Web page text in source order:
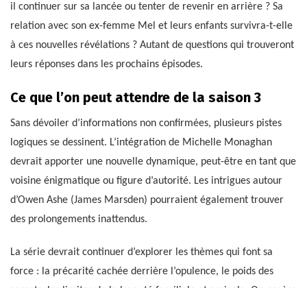
il continuer sur sa lancée ou tenter de revenir en arrière ? Sa
relation avec son ex-femme Mel et leurs enfants survivra-t-elle
à ces nouvelles révélations ? Autant de questions qui trouveront
leurs réponses dans les prochains épisodes.
Ce que l’on peut attendre de la saison 3
Sans dévoiler d’informations non confirmées, plusieurs pistes
logiques se dessinent. L’intégration de Michelle Monaghan
devrait apporter une nouvelle dynamique, peut-être en tant que
voisine énigmatique ou figure d’autorité. Les intrigues autour
d’Owen Ashe (James Marsden) pourraient également trouver
des prolongements inattendus.
La série devrait continuer d’explorer les thèmes qui font sa
force : la précarité cachée derrière l’opulence, le poids des